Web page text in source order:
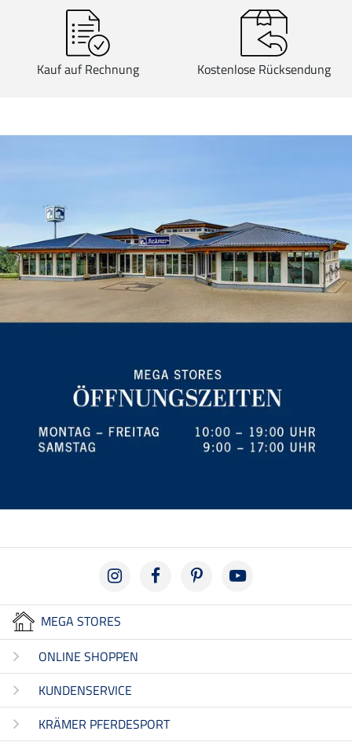
Kauf auf Rechnung Kostenlose Rücksendung
MEGA STORES
ONLINE SHOPPEN
KUNDENSERVICE
KRÄMER PFERDESPORT